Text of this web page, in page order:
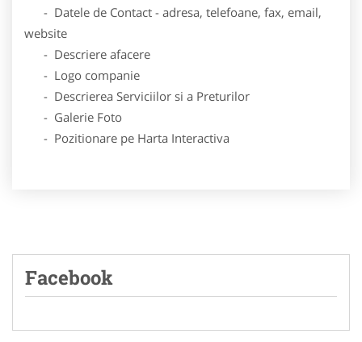
- Datele de Contact - adresa, telefoane, fax, email,
website
- Descriere afacere
- Logo companie
- Descrierea Serviciilor si a Preturilor
- Galerie Foto
- Pozitionare pe Harta Interactiva
Facebook